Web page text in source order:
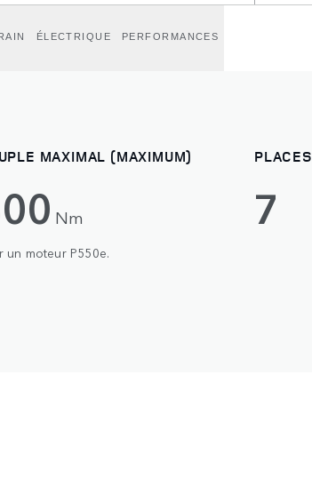
ÉLECTRIQUE PERFORMANCES
MAXIMAL (MAXIMUM)
Nm
un moteur P550e.
7